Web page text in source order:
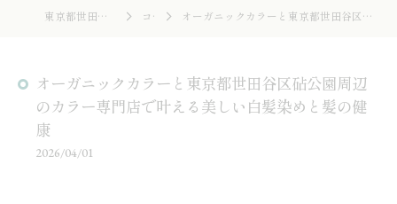
東京都世田谷の美容院ならLibcolor コラム オーガニックカラーと東京都世田谷区砧公園周辺のカラー専門店で叶える美しい白髪染めと髪の健康
オーガニックカラーと東京都世田谷区砧公園周辺
のカラー専門店で叶える美しい白髪染めと髪の健
康
2026/04/01